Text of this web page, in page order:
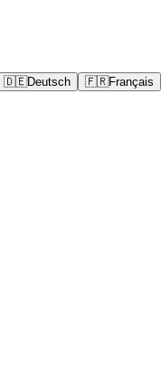
🇩🇪Deutsch 🇫🇷Français